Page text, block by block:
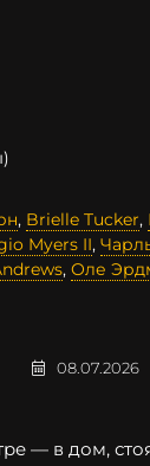
, Brielle Tucker,
Myers II,
, Оле
08.07.2026
— в дом,